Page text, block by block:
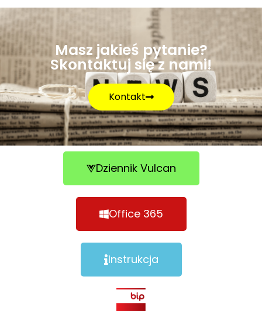
Masz jakieś pytanie?
Skontaktuj się z nami!
Kontakt
Dziennik Vulcan
Office 365
Instrukcja